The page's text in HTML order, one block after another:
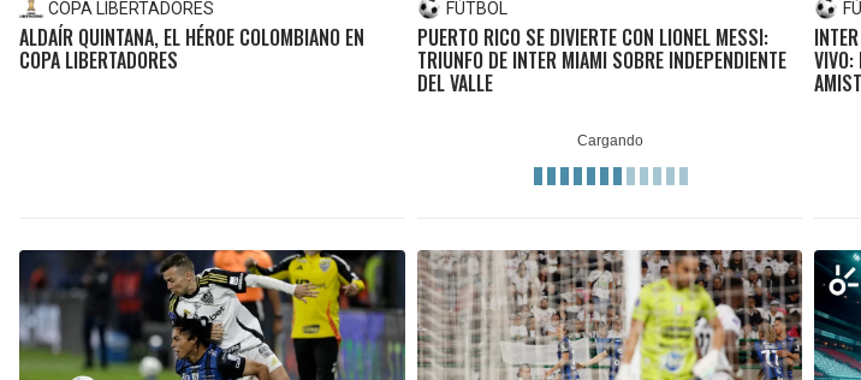
COPA LIBERTADORES
ALDAÍR QUINTANA, EL HÉROE COLOMBIANO EN
COPA LIBERTADORES
FÚTBOL
PUERTO RICO SE DIVIERTE CON LIONEL MESSI:
TRIUNFO DE INTER MIAMI SOBRE INDEPENDIENTE
DEL VALLE
VIVO: